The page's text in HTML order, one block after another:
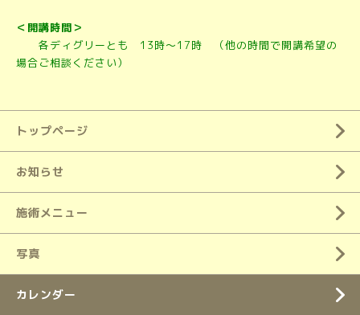
＜開講時間＞
各ディグリーとも 13時～17時 （他の時間で開講希望の
場合ご相談ください）
トップページ
お知らせ
施術メニュー
写真
カレンダー